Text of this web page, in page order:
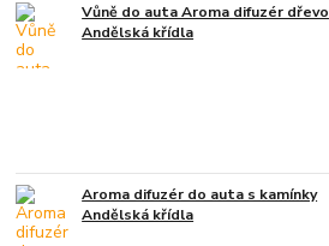
Vůně do auta Aroma difuzér dřevo
Andělská křídla
Aroma difuzér do auta s kamínky
Andělská křídla